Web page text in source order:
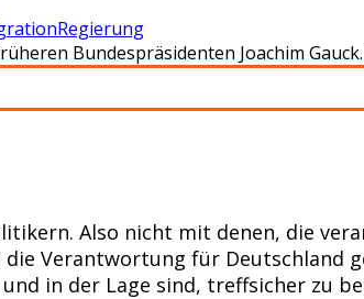
Regierung
Bundespräsidenten Joachim
Also nicht mit denen, die
Verantwortung für Deutschland
in der Lage sind, treffsicher zu